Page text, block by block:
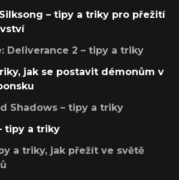
– tipy a triky pro přežití
Deliverance 2 – tipy a triky
jak se postavit démonům v
Shadows – tipy a triky
tipy a triky
a triky, jak přežít ve světě